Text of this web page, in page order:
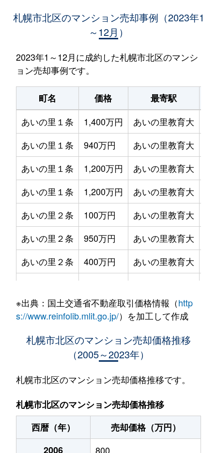
札幌市北区のマンション売却事例（2023年1
～12月）
2023年1～12月に成約した札幌市北区のマンシ
ョン売却事例です。
町名 価格 最寄駅
あいの里１条
1,400万円 あいの里教育大
あいの里１条
940万円 あいの里教育大
あいの里１条
1,200万円 あいの里教育大
あいの里１条
1,200万円 あいの里教育大
あいの里２条
100万円 あいの里教育大
あいの里２条
950万円 あいの里教育大
あいの里２条
400万円 あいの里教育大
あいの里２条
400万円 あいの里教育大
720万円 あいの里教育大
あいの里２条
550万円 あいの里教育大
あいの里２条
200万円 あいの里教育大
あいの里２条
150万円 あいの里教育大
あいの里２条
700万円
※出典：国土交通省不動産取引価格情報（http
s://www.reinfolib.mlit.go.jp/）を加工して作成
札幌市北区のマンション売却価格推移
（2005～2023年）
札幌市北区のマンション売却価格推移です。
札幌市北区のマンション売却価格推移
西暦（年）
売却価格（万円）
2006
800